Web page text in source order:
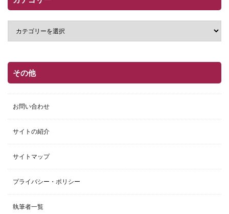
その他
お問い合わせ
サイトの紹介
サイトマップ
プライバシー・ポリシー
執筆者一覧